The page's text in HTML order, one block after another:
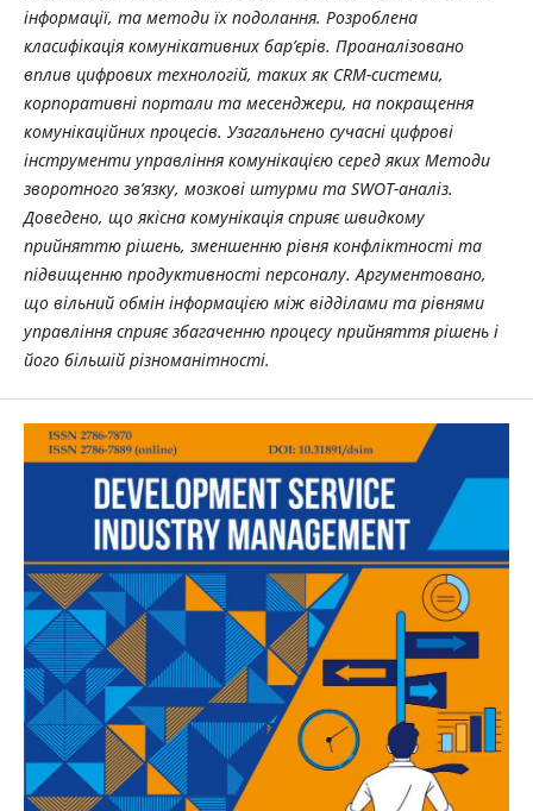
інформації, та методи їх подолання. Розроблена
класифікація комунікативних бар’єрів. Проаналізовано
вплив цифрових технологій, таких як CRM-системи,
корпоративні портали та месенджери, на покращення
комунікаційних процесів. Узагальнено сучасні цифрові
інструменти управління комунікацією серед яких Методи
зворотного зв’язку, мозкові штурми та SWOT-аналіз.
Доведено, що якісна комунікація сприяє швидкому
прийняттю рішень, зменшенню рівня конфліктності та
підвищенню продуктивності персоналу. Аргументовано,
що вільний обмін інформацією між відділами та рівнями
управління сприяє збагаченню процесу прийняття рішень і
його більшій різноманітності.